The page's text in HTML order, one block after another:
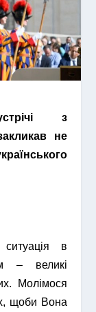
з
не
в
– великі
Молімося
щоби Вона